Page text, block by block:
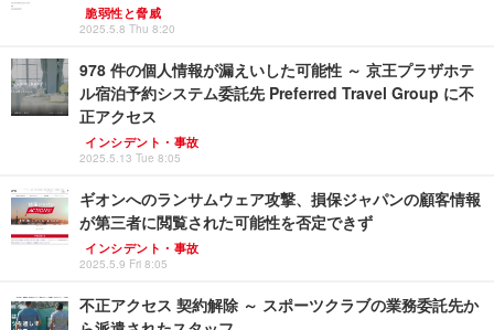
脆弱性と脅威
2025.5.8 Thu 8:20
978 件の個人情報が漏えいした可能性 ～ 京王プラザホテ
ル宿泊予約システム委託先 Preferred Travel Group に不
正アクセス
インシデント・事故
2025.5.13 Tue 8:05
ギオンへのランサムウェア攻撃、損保ジャパンの顧客情報
が第三者に閲覧された可能性を否定できず
インシデント・事故
2025.5.9 Fri 8:05
不正アクセス 契約解除 ～ スポーツクラブの業務委託先か